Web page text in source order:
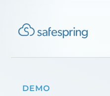
DEMO